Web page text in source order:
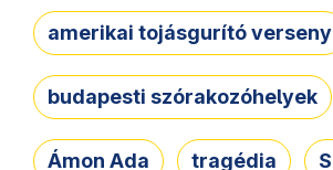
amerikai tojásgurító verseny
budapesti szórakozóhelyek
Ámon Ada tragédia